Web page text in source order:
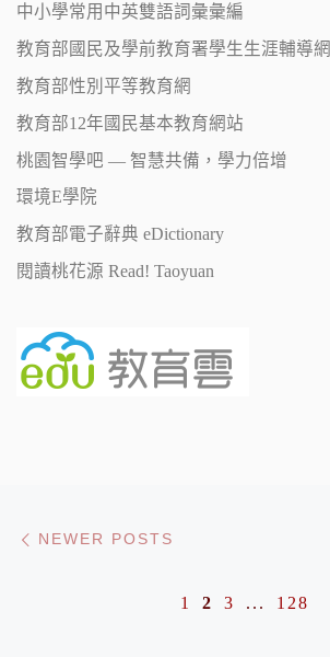
中小學常用中英雙語詞彙彙編
教育部國民及學前教育署學生生涯輔導網
教育部性別平等教育網
教育部12年國民基本教育網站
桃園智學吧 — 智慧共備，學力倍增
環境E學院
教育部電子辭典 eDictionary
閱讀桃花源 Read! Taoyuan
NEWER POSTS
1 2 3 ... 128